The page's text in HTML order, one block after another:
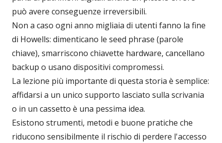
può avere conseguenze irreversibili.
Non a caso ogni anno migliaia di utenti fanno la fine
di Howells: dimenticano le seed phrase (parole
chiave), smarriscono chiavette hardware, cancellano
backup o usano dispositivi compromessi.
La lezione più importante di questa storia è semplice:
affidarsi a un unico supporto lasciato sulla scrivania
o in un cassetto è una pessima idea.
Esistono strumenti, metodi e buone pratiche che
riducono sensibilmente il rischio di perdere l'accesso